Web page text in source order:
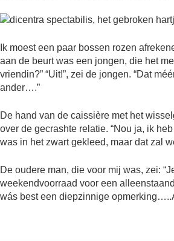
Ik moest een paar bossen rozen
aan de beurt was een jongen, die het
vriendin?” “Uit!”, zei de jongen. “Dat
ander….”
De hand van de caissière met het
over de gecrashte relatie. “Nou ja, ik
was in het zwart gekleed, maar dat zal
De oudere man, die voor mij was, zei:
weekendvoorraad voor een
wás best een diepzinnige